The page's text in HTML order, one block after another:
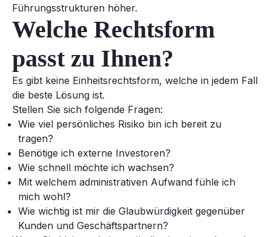
Führungsstrukturen höher.
Welche Rechtsform
passt zu Ihnen?
Es gibt keine Einheitsrechtsform, welche in jedem Fall
die beste Lösung ist.
Stellen Sie sich folgende Fragen:
Wie viel persönliches Risiko bin ich bereit zu
tragen?
Benötige ich externe Investoren?
Wie schnell möchte ich wachsen?
Mit welchem administrativen Aufwand fühle ich
mich wohl?
Wie wichtig ist mir die Glaubwürdigkeit gegenüber
Kunden und Geschäftspartnern?